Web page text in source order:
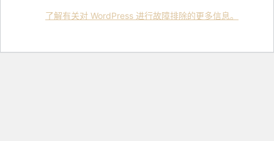
了解有关对 WordPress 进行故障排除的更多信息。